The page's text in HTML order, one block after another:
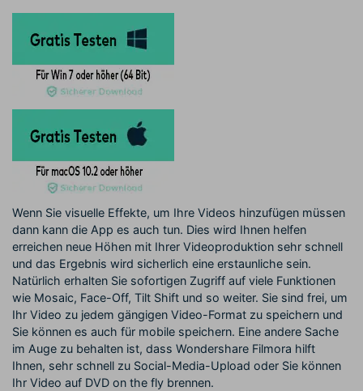
Wenn Sie visuelle Effekte, um Ihre Videos hinzufügen müssen
dann kann die App es auch tun. Dies wird Ihnen helfen
erreichen neue Höhen mit Ihrer Videoproduktion sehr schnell
und das Ergebnis wird sicherlich eine erstaunliche sein.
Natürlich erhalten Sie sofortigen Zugriff auf viele Funktionen
wie Mosaic, Face-Off, Tilt Shift und so weiter. Sie sind frei, um
Ihr Video zu jedem gängigen Video-Format zu speichern und
Sie können es auch für mobile speichern. Eine andere Sache
im Auge zu behalten ist, dass Wondershare Filmora hilft
Ihnen, sehr schnell zu Social-Media-Upload oder Sie können
Ihr Video auf DVD on the fly brennen.